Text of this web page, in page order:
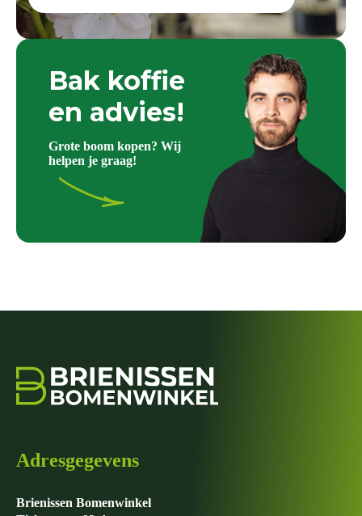
Bak koffie
en advies!
Grote boom kopen? Wij
helpen je graag!
Adresgegevens
Brienissen Bomenwinkel